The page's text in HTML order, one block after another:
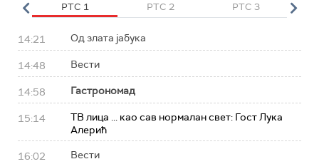
РТС 1 РТС 2 РТС 3
14:21 Од злата јабука
14:48 Вести
14:58 Гастрономад
15:14
ТВ лица ... као сав нормалан свет: Гост Лука
Алерић
16:02 Вести